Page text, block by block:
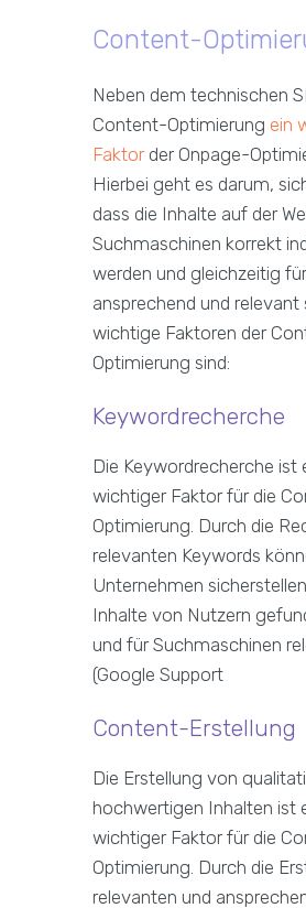
Content-
Neben dem technischen
Content-Optimierung ein
Faktorder Onpage-
Hierbei geht es darum,
dass die Inhalte auf der
Suchmaschinen korrekt
werden und gleichzeitig
ansprechend und relevant
wichtige Faktoren der
Optimierung sind:
Keywordrecherche
Die Keywordrecherche ist
wichtiger Faktor für die
Optimierung. Durch die
relevanten Keywords
Unternehmen
Inhalte von Nutzern
und für Suchmaschinen
(Google Support
Content-Erstellung
Die Erstellung von
hochwertigen Inhalten ist
wichtiger Faktor für die
Optimierung. Durch die
relevanten und